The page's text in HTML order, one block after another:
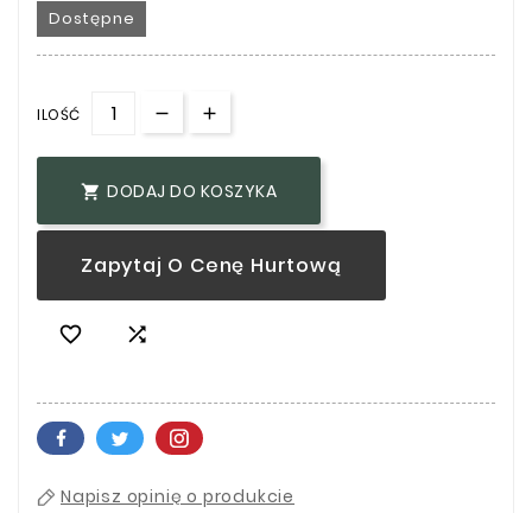
Dostępne
ILOŚĆ
 DODAJ DO KOSZYKA
Zapytaj O Cenę Hurtową
 
Napisz opinię o produkcie